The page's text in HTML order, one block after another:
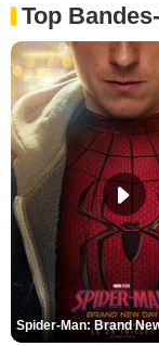
Top